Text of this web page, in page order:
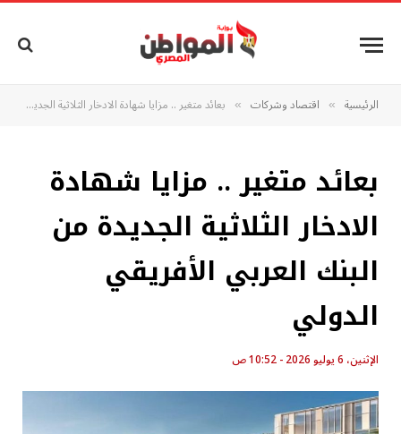
الرئيسية » اقتصاد وشركات » بعائد متغير .. مزايا شهادة الادخار الثلاثية الجديدة من البنك العربي الأفريقي الدولي
بعائد متغير .. مزايا شهادة
الادخار الثلاثية الجديدة من
البنك العربي الأفريقي
الدولي
الإثنين، 6 يوليو 2026 - 10:52 ص